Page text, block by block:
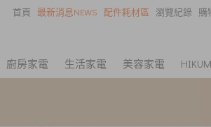
首頁 最新消息NEWS 配件耗材區 瀏覽紀錄 購
廚房家電 生活家電 美容家電